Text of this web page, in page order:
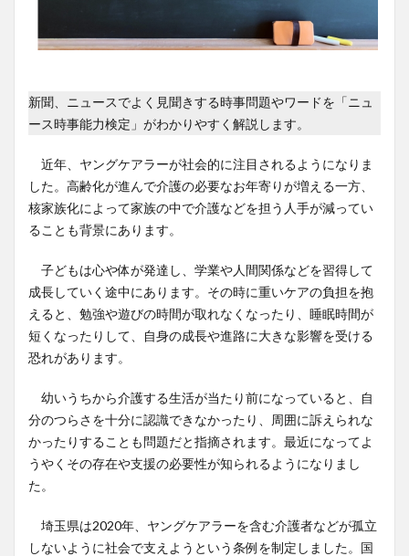
新聞、ニュースでよく見聞きする時事問題やワードを「ニュ
ース時事能力検定」がわかりやすく解説します。
近年、ヤングケアラーが社会的に注目されるようになりま
した。高齢化が進んで介護の必要なお年寄りが増える一方、
核家族化によって家族の中で介護などを担う人手が減ってい
ることも背景にあります。
子どもは心や体が発達し、学業や人間関係などを習得して
成長していく途中にあります。その時に重いケアの負担を抱
えると、勉強や遊びの時間が取れなくなったり、睡眠時間が
短くなったりして、自身の成長や進路に大きな影響を受ける
恐れがあります。
幼いうちから介護する生活が当たり前になっていると、自
分のつらさを十分に認識できなかったり、周囲に訴えられな
かったりすることも問題だと指摘されます。最近になってよ
うやくその存在や支援の必要性が知られるようになりまし
た。
埼玉県は2020年、ヤングケアラーを含む介護者などが孤立
しないように社会で支えようという条例を制定しました。国